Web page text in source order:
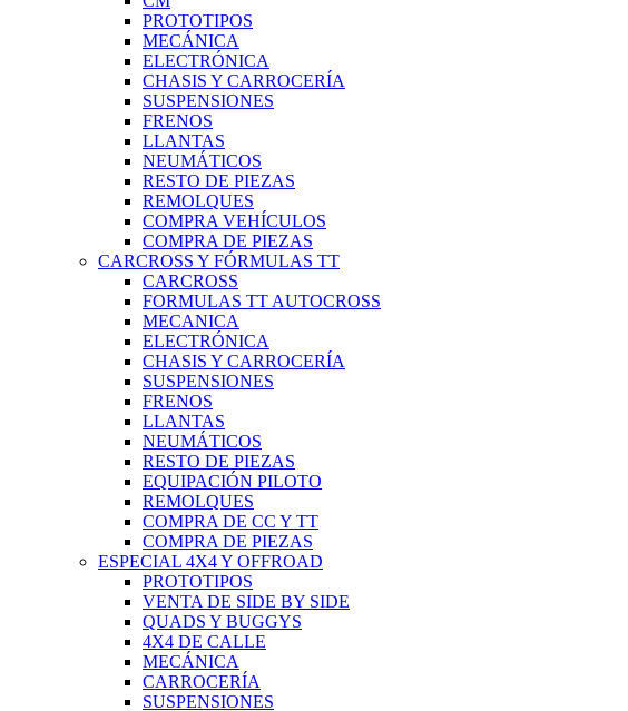
PROTOTIPOS
MECÁNICA
ELECTRÓNICA
CHASIS Y CARROCERÍA
SUSPENSIONES
FRENOS
LLANTAS
NEUMÁTICOS
RESTO DE PIEZAS
REMOLQUES
COMPRA VEHÍCULOS
COMPRA DE PIEZAS
CARCROSS Y FÓRMULAS TT
CARCROSS
FORMULAS TT AUTOCROSS
MECANICA
ELECTRÓNICA
CHASIS Y CARROCERÍA
SUSPENSIONES
FRENOS
LLANTAS
NEUMÁTICOS
RESTO DE PIEZAS
EQUIPACIÓN PILOTO
REMOLQUES
COMPRA DE CC Y TT
COMPRA DE PIEZAS
ESPECIAL 4X4 Y OFFROAD
PROTOTIPOS
VENTA DE SIDE BY SIDE
QUADS Y BUGGYS
4X4 DE CALLE
MECÁNICA
CARROCERÍA
SUSPENSIONES